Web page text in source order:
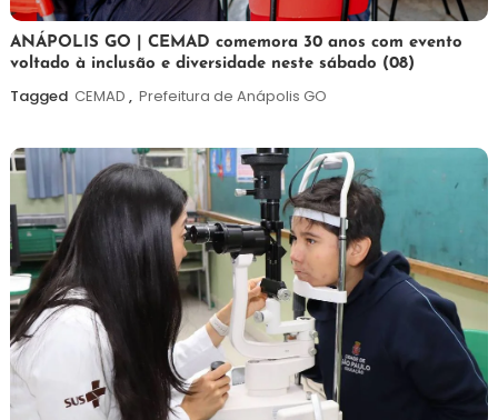
7
de
agosto
Maurilio
ANÁPOLIS GO | CEMAD comemora 30 anos com evento
voltado à inclusão e diversidade neste sábado (08)
Tagged CEMAD , Prefeitura de Anápolis GO